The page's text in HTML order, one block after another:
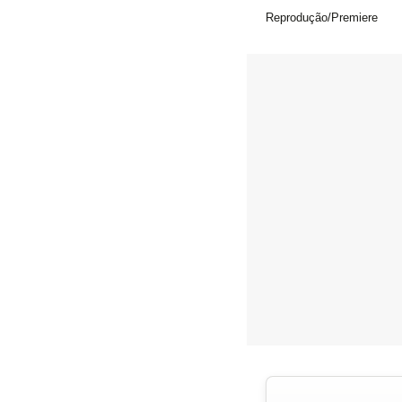
Reprodução/Premiere